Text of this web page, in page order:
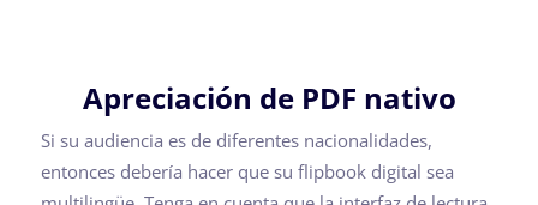
Apreciación de PDF nativo
Si su audiencia es de diferentes nacionalidades,
entonces debería hacer que su flipbook digital sea